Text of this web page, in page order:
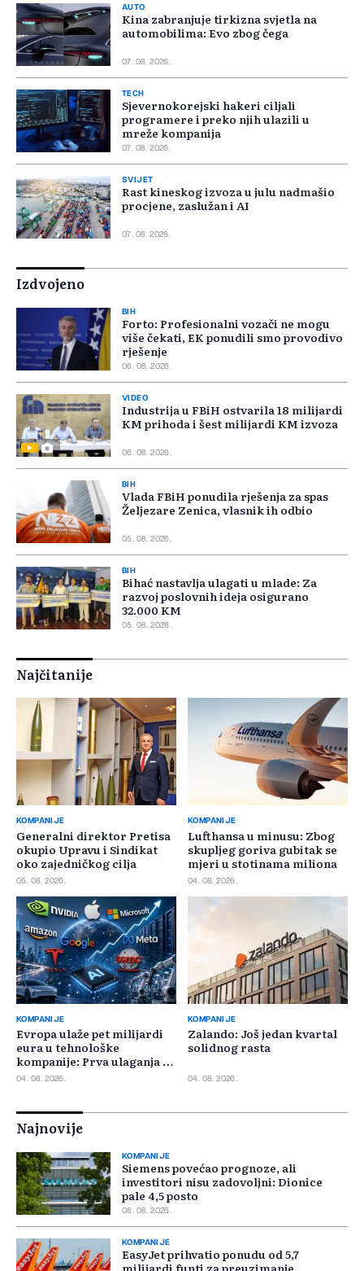
AUTO
Kina zabranjuje tirkizna svjetla na
automobilima: Evo zbog čega
07. 08. 2026.
TECH
Sjevernokorejski hakeri ciljali
programere i preko njih ulazili u
mreže kompanija
07. 08. 2026.
SVIJET
Rast kineskog izvoza u julu nadmašio
procjene, zaslužan i AI
07. 08. 2026.
Izdvojeno
BIH
Forto: Profesionalni vozači ne mogu
više čekati, EK ponudili smo provodivo
rješenje
06. 08. 2026.
VIDEO
Industrija u FBiH ostvarila 18 milijardi
KM prihoda i šest milijardi KM izvoza
06. 08. 2026.
BIH
Vlada FBiH ponudila rješenja za spas
Željezare Zenica, vlasnik ih odbio
05. 08. 2026.
BIH
Bihać nastavlja ulagati u mlade: Za
razvoj poslovnih ideja osigurano
32.000 KM
05. 08. 2026.
Najčitanije
KOMPANIJE
Generalni direktor Pretisa
okupio Upravu i Sindikat
oko zajedničkog cilja
05. 08. 2026.
KOMPANIJE
Lufthansa u minusu: Zbog
skupljeg goriva gubitak se
mjeri u stotinama miliona
04. 08. 2026.
KOMPANIJE
Evropa ulaže pet milijardi
eura u tehnološke
kompanije: Prva ulaganja na
jesen
04. 08. 2026.
KOMPANIJE
Zalando: Još jedan kvartal
solidnog rasta
04. 08. 2026.
Najnovije
KOMPANIJE
Siemens povećao prognoze, ali
investitori nisu zadovoljni: Dionice
pale 4,5 posto
08. 08. 2026.
KOMPANIJE
EasyJet prihvatio ponudu od 5,7